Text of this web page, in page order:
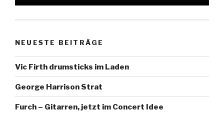
NEUESTE BEITRÄGE
Vic Firth drumsticks im Laden
George Harrison Strat
Furch – Gitarren, jetzt im Concert Idee